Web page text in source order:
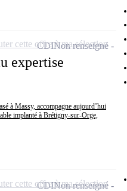
expertise
à Massy, accompagne aujourd’hui
implanté à Brétigny-sur-Orge,
CDINon renseigné
cette offre à ma sélection
CDINon renseigné
cette offre à ma sélection